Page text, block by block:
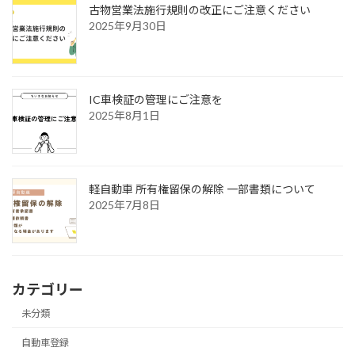
古物営業法施行規則の改正にご注意ください
2025年9月30日
IC車検証の管理にご注意を
2025年8月1日
軽自動車 所有権留保の解除 一部書類について
2025年7月8日
カテゴリー
未分類
自動車登録